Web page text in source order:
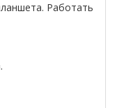
Работать